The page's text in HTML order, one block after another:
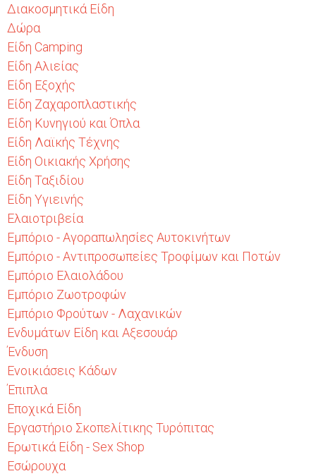
Διακοσμητικά Είδη
Δώρα
Είδη Camping
Είδη Αλιείας
Είδη Εξοχής
Είδη Ζαχαροπλαστικής
Είδη Κυνηγιού και Όπλα
Είδη Λαϊκής Τέχνης
Είδη Οικιακής Χρήσης
Είδη Ταξιδίου
Είδη Υγιεινής
Ελαιοτριβεία
Εμπόριο - Αγοραπωλησίες Αυτοκινήτων
Εμπόριο - Αντιπροσωπείες Τροφίμων και Ποτών
Εμπόριο Ελαιολάδου
Εμπόριο Ζωοτροφών
Εμπόριο Φρούτων - Λαχανικών
Ενδυμάτων Είδη και Αξεσουάρ
Ένδυση
Ενοικιάσεις Κάδων
Έπιπλα
Εποχικά Είδη
Εργαστήριο Σκοπελίτικης Τυρόπιτας
Ερωτικά Είδη - Sex Shop
Εσώρουχα